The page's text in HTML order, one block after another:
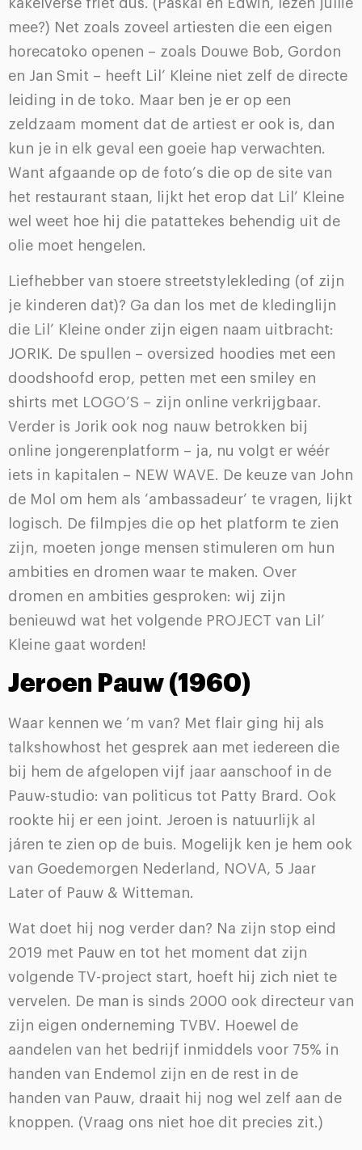
kakelverse friet dus. (Paskal en Edwin, lezen jullie
mee?) Net zoals zoveel artiesten die een eigen
horecatoko openen – zoals Douwe Bob, Gordon
en Jan Smit – heeft Lil’ Kleine niet zelf de directe
leiding in de toko. Maar ben je er op een
zeldzaam moment dat de artiest er ook is, dan
kun je in elk geval een goeie hap verwachten.
Want afgaande op de foto’s die op de site van
het restaurant staan, lijkt het erop dat Lil’ Kleine
wel weet hoe hij die patattekes behendig uit de
olie moet hengelen.
Liefhebber van stoere streetstylekleding (of zijn
je kinderen dat)? Ga dan los met de kledinglijn
die Lil’ Kleine onder zijn eigen naam uitbracht:
JORIK. De spullen – oversized hoodies met een
doodshoofd erop, petten met een smiley en
shirts met LOGO’S – zijn online verkrijgbaar.
Verder is Jorik ook nog nauw betrokken bij
online jongerenplatform – ja, nu volgt er wéér
iets in kapitalen – NEW WAVE. De keuze van John
de Mol om hem als ‘ambassadeur’ te vragen, lijkt
logisch. De filmpjes die op het platform te zien
zijn, moeten jonge mensen stimuleren om hun
ambities en dromen waar te maken. Over
dromen en ambities gesproken: wij zijn
benieuwd wat het volgende PROJECT van Lil’
Kleine gaat worden!
Jeroen Pauw (1960)
Waar kennen we ’m van? Met flair ging hij als
talkshowhost het gesprek aan met iedereen die
bij hem de afgelopen vijf jaar aanschoof in de
Pauw-studio: van politicus tot Patty Brard. Ook
rookte hij er een joint. Jeroen is natuurlijk al
járen te zien op de buis. Mogelijk ken je hem ook
van Goedemorgen Nederland, NOVA, 5 Jaar
Later of Pauw & Witteman.
Wat doet hij nog verder dan? Na zijn stop eind
2019 met Pauw en tot het moment dat zijn
volgende TV-project start, hoeft hij zich niet te
vervelen. De man is sinds 2000 ook directeur van
zijn eigen onderneming TVBV. Hoewel de
aandelen van het bedrijf inmiddels voor 75% in
handen van Endemol zijn en de rest in de
handen van Pauw, draait hij nog wel zelf aan de
knoppen. (Vraag ons niet hoe dit precies zit.)